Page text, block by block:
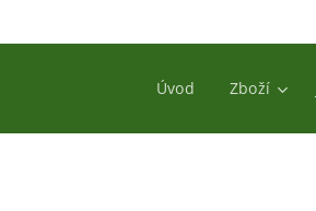
Úvod Zboží